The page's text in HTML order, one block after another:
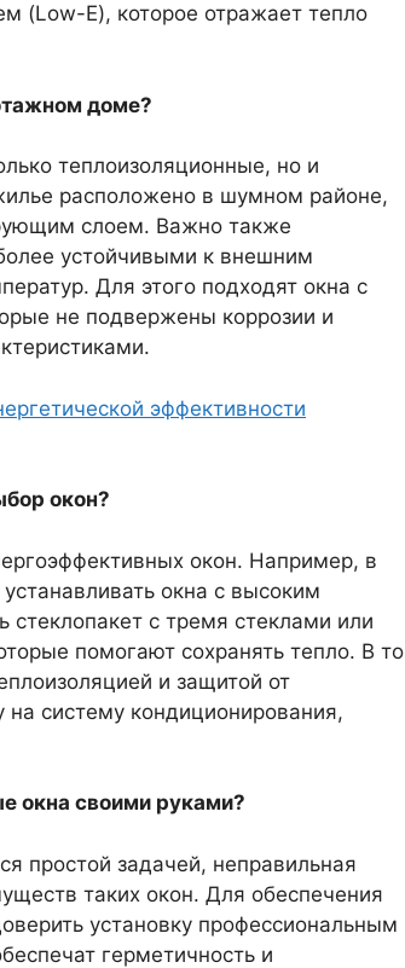
(Low-E), которое отражает тепло
доме?
теплоизоляционные, но и
расположено в шумном районе,
слоем. Важно также
устойчивыми к внешним
Для этого подходят окна с
не подвержены коррозии и
эффективности
окон?
окон. Например, в
окна с высоким
с тремя стеклами или
помогают сохранять тепло. В то
и защитой от
на систему кондиционирования,
окна своими руками?
простой задачей, неправильная
таких окон. Для обеспечения
установку профессиональным
герметичность и